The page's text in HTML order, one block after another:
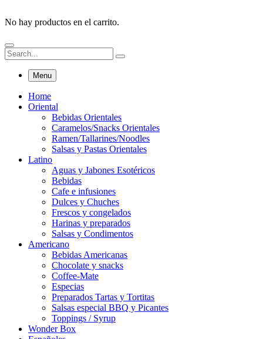
No hay productos en el carrito.
Menu
Home
Oriental
Bebidas Orientales
Caramelos/Snacks Orientales
Ramen/Tallarines/Noodles
Salsas y Pastas Orientales
Latino
Aguas y Jabones Esotéricos
Bebidas
Cafe e infusiones
Dulces y Chuches
Frescos y congelados
Harinas y preparados
Salsas y Condimentos
Americano
Bebidas Americanas
Chocolate y snacks
Coffee-Mate
Especias
Preparados Tartas y Tortitas
Salsas especial BBQ y Picantes
Toppings / Syrup
Wonder Box